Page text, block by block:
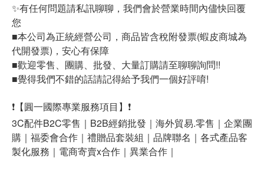
✨有任何問題請私訊聊聊，我們會於營業時間內儘快回覆
您
■本公司為正統經營公司，商品皆含稅附發票(蝦皮商城為
代開發票)，安心有保障
■歡迎零售、團購、批發、大量訂購請至聊聊詢問!!
■覺得我們不錯的話請記得給予我們一個好評唷!
❗【圓一國際專業服務項目】❗
3C配件B2C零售｜B2B經銷批發｜海外貿易.零售｜企業團
購｜福委會合作｜禮贈品套裝組｜品牌聯名｜各式產品客
製化服務｜電商寄賣x合作｜異業合作｜